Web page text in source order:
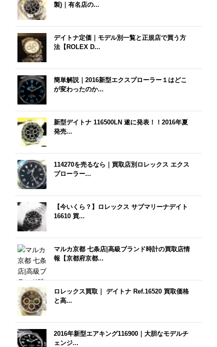
製)｜有名店の...
デイトナ定価｜モデル別一覧と正規店で買う方
法【ROLEX D...
簡単解説｜2016新型エクスプローラー１はどこ
が変わったのか...
新型デイトナ 116500LN 遂に発表！！2016年夏
発売...
114270を売るなら｜買取店別ロレックス エクス
プローラー...
【今いくら？】ロレックス サブマリーナデイト
16610 買...
マルカ京都 七条店|高級ブランド時計の買取店情
報【京都府京都...
ロレックス買取｜ デイトナ Ref.16520 買取価格
と高...
2016年新型エアキング116900｜大胆なモデルチ
ェンジ...